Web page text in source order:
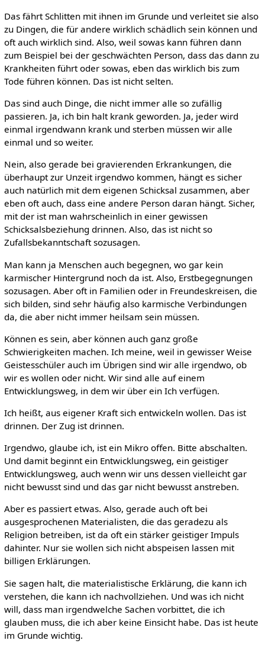
Das fährt Schlitten mit ihnen im Grunde und verleitet sie also
zu Dingen, die für andere wirklich schädlich sein können und
oft auch wirklich sind. Also, weil sowas kann führen dann
zum Beispiel bei der geschwächten Person, dass das dann zu
Krankheiten führt oder sowas, eben das wirklich bis zum
Tode führen können. Das ist nicht selten.
Das sind auch Dinge, die nicht immer alle so zufällig
passieren. Ja, ich bin halt krank geworden. Ja, jeder wird
einmal irgendwann krank und sterben müssen wir alle
einmal und so weiter.
Nein, also gerade bei gravierenden Erkrankungen, die
überhaupt zur Unzeit irgendwo kommen, hängt es sicher
auch natürlich mit dem eigenen Schicksal zusammen, aber
eben oft auch, dass eine andere Person daran hängt. Sicher,
mit der ist man wahrscheinlich in einer gewissen
Schicksalsbeziehung drinnen. Also, das ist nicht so
Zufallsbekanntschaft sozusagen.
Man kann ja Menschen auch begegnen, wo gar kein
karmischer Hintergrund noch da ist. Also, Erstbegegnungen
sozusagen. Aber oft in Familien oder in Freundeskreisen, die
sich bilden, sind sehr häufig also karmische Verbindungen
da, die aber nicht immer heilsam sein müssen.
Können es sein, aber können auch ganz große
Schwierigkeiten machen. Ich meine, weil in gewisser Weise
Geistesschüler auch im Übrigen sind wir alle irgendwo, ob
wir es wollen oder nicht. Wir sind alle auf einem
Entwicklungsweg, in dem wir über ein Ich verfügen.
Ich heißt, aus eigener Kraft sich entwickeln wollen. Das ist
drinnen. Der Zug ist drinnen.
Irgendwo, glaube ich, ist ein Mikro offen. Bitte abschalten.
Und damit beginnt ein Entwicklungsweg, ein geistiger
Entwicklungsweg, auch wenn wir uns dessen vielleicht gar
nicht bewusst sind und das gar nicht bewusst anstreben.
Aber es passiert etwas. Also, gerade auch oft bei
ausgesprochenen Materialisten, die das geradezu als
Religion betreiben, ist da oft ein stärker geistiger Impuls
dahinter. Nur sie wollen sich nicht abspeisen lassen mit
billigen Erklärungen.
Sie sagen halt, die materialistische Erklärung, die kann ich
verstehen, die kann ich nachvollziehen. Und was ich nicht
will, dass man irgendwelche Sachen vorbittet, die ich
glauben muss, die ich aber keine Einsicht habe. Das ist heute
im Grunde wichtig.